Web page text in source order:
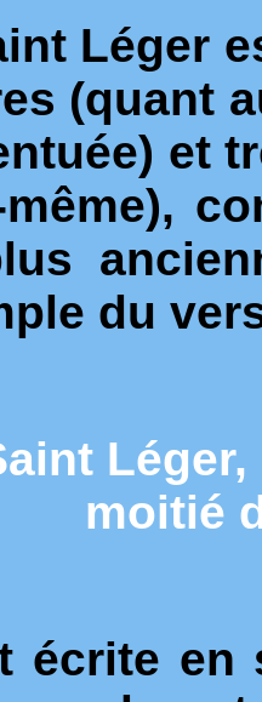
Léger
(quant
et
du
moitié
écrite